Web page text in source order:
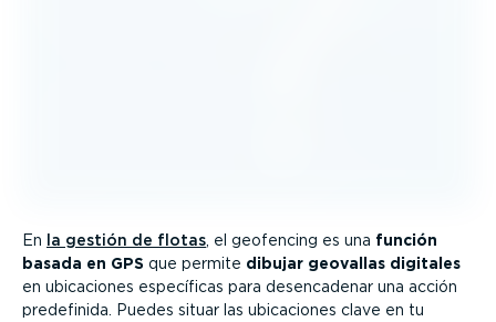
En la gestión de flotas , el geofencing es una función
basada en GPS que permite dibujar geovallas digitales
en ubicaciones específicas para desen­ca­denar una acción
predefinida. Puedes situar las ubicaciones clave en tu